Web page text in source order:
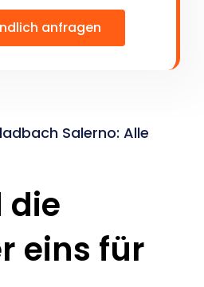
anfragen
Salerno: Alle
die
eins für